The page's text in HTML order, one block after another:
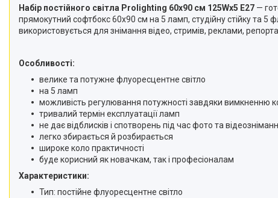
адаптери
Мікрофони, стійки, пантографи
Генератори диму
Аксесуари для фото-
відеозйомки
Кріплення
Аксесуари для мобільних
телефонів і смартфонів
Товари для дому
Відеоогляди наших клієнтів
Знижки
Набір постійного світла Prolighting 60x90 см 125Wх5 Е27 —
прямокутний софтбокс 60x90 см на 5 ламп, студійну стійку та 5
використовується для знімання відео, стримів, реклами,
Особливості:
велике та потужне флуоресцентне світло
на 5 ламп
можливість регулювання потужності завдяки вимкненню
тривалий термін експлуатації ламп
не дає відблисків і спотворень під час фото та
легко збирається й розбирається
широке коло практичності
буде корисний як новачкам, так і професіоналам
Характеристики:
Тип: постійне флуоресцентне світло